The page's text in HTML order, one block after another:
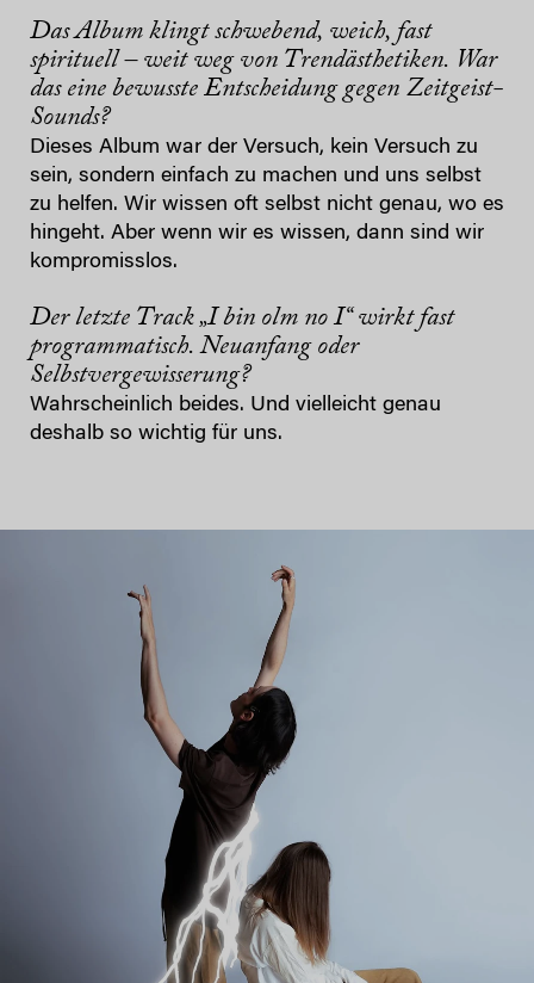
Das Album klingt schwebend, weich, fast
spirituell – weit weg von Trendästhetiken. War
das eine bewusste Entscheidung gegen Zeitgeist-
Sounds?
Dieses Album war der Versuch, kein Versuch zu
sein, sondern einfach zu machen und uns selbst
zu helfen. Wir wissen oft selbst nicht genau, wo es
hingeht. Aber wenn wir es wissen, dann sind wir
kompromisslos.
Der letzte Track „I bin olm no I“ wirkt fast
programmatisch. Neuanfang oder
Selbstvergewisserung?
Wahrscheinlich beides. Und vielleicht genau
deshalb so wichtig für uns.